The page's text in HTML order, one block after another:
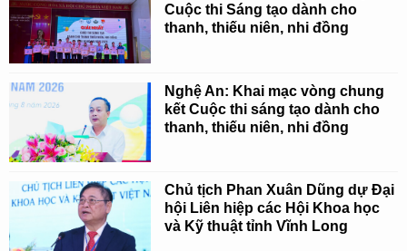
Cuộc thi Sáng tạo dành cho
thanh, thiếu niên, nhi đồng
Nghệ An: Khai mạc vòng chung
kết Cuộc thi sáng tạo dành cho
thanh, thiếu niên, nhi đồng
Chủ tịch Phan Xuân Dũng dự Đại
hội Liên hiệp các Hội Khoa học
và Kỹ thuật tỉnh Vĩnh Long